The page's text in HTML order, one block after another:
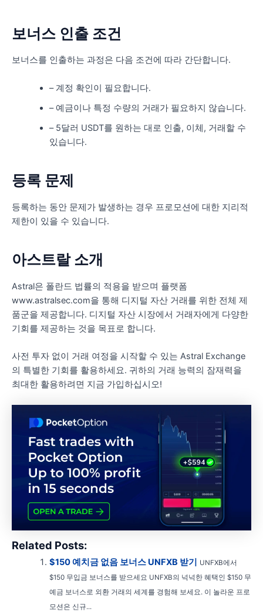
보너스 인출 조건
보너스를 인출하는 과정은 다음 조건에 따라 간단합니다.
– 계정 확인이 필요합니다.
– 예금이나 특정 수량의 거래가 필요하지 않습니다.
– 5달러 USDT를 원하는 대로 인출, 이체, 거래할 수
있습니다.
등록 문제
등록하는 동안 문제가 발생하는 경우 프로모션에 대한 지리적
제한이 있을 수 있습니다.
아스트랄 소개
Astral은 폴란드 법률의 적용을 받으며 플랫폼
www.astralsec.com을 통해 디지털 자산 거래를 위한 전체 제
품군을 제공합니다. 디지털 자산 시장에서 거래자에게 다양한
기회를 제공하는 것을 목표로 합니다.
사전 투자 없이 거래 여정을 시작할 수 있는 Astral Exchange
의 특별한 기회를 활용하세요. 귀하의 거래 능력의 잠재력을
최대한 활용하려면 지금 가입하십시오!
Related Posts:
$150 예치금 없음 보너스 UNFXB 받기 UNFXB에서
$150 무입금 보너스를 받으세요 UNFXB의 넉넉한 혜택인 $150 무
예금 보너스로 외환 거래의 세계를 경험해 보세요. 이 놀라운 프로
모션은 신규...